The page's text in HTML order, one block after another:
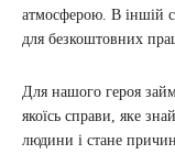
атмосферою. В іншій
для безкоштовних
Для нашого героя
якоїсь справи, яке
людини і стане